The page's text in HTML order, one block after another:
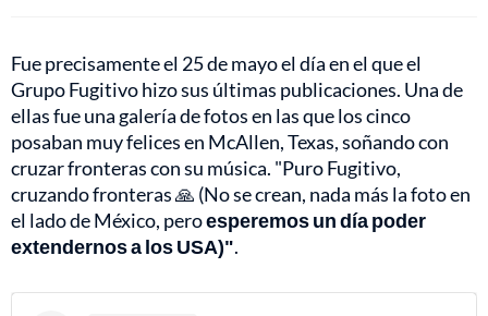
Fue precisamente el 25 de mayo el día en el que el
Grupo Fugitivo hizo sus últimas publicaciones. Una de
ellas fue una galería de fotos en las que los cinco
posaban muy felices en McAllen, Texas, soñando con
cruzar fronteras con su música. "Puro Fugitivo,
cruzando fronteras 🙏 (No se crean, nada más la foto en
el lado de México, peroesperemos un día poder
extendernos a los USA)".